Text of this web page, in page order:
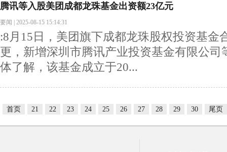
腾讯等入股美团成都龙珠基金出资额23亿元
要闻 2025-08-15 15:14:31
:8月15日，美团旗下成都龙珠股权投资基金
更，新增深圳市腾讯产业投资基金有限公司
体了解，该基金成立于20...
首页 21 22 23 24 25 26 27 28 29 30 尾页